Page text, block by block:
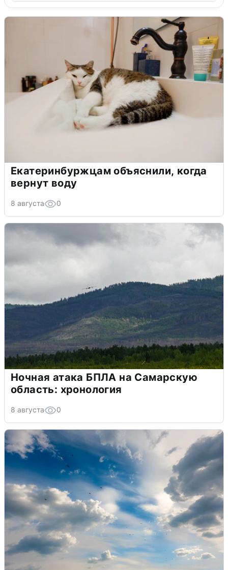
Екатеринбуржцам объяснили, когда
вернут воду
8 августа 0
Ночная атака БПЛА на Самарскую
область: хронология
8 августа 0